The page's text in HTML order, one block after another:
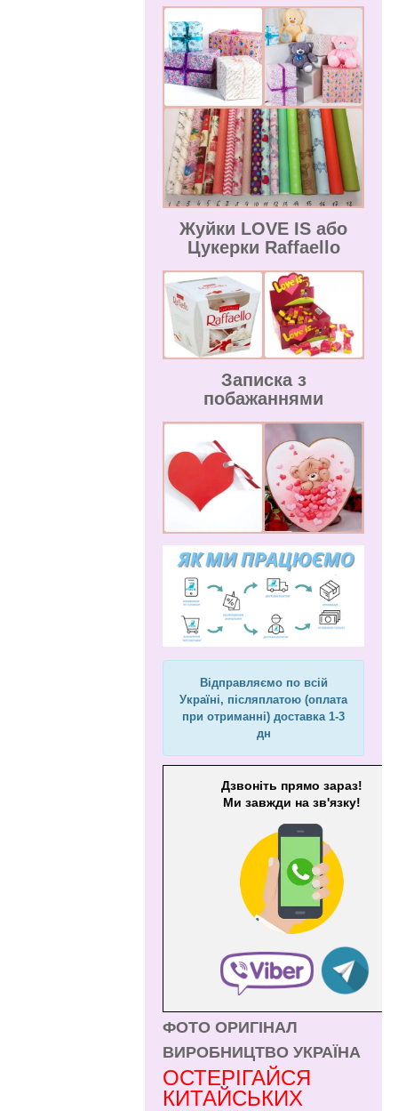
Жуйки LOVE IS або
Цукерки Raffaello
Записка з
побажаннями
Відправляємо по всій
Україні, післяплатою (оплата
при отриманні) доставка 1-3
дн
Дзвоніть прямо зараз!
Ми завжди на зв'язку!
ФОТО ОРИГІНАЛ
ВИРОБНИЦТВО УКРАЇНА
ОСТЕРІГАЙСЯ
КИТАЙСЬКИХ